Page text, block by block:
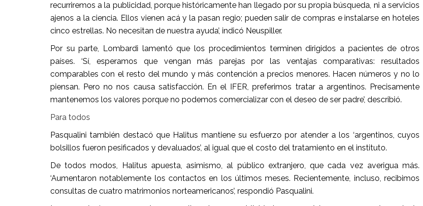
recurriremos a la publicidad, porque históricamente han llegado por su propia búsqueda, ni a servicios
ajenos a la ciencia. Ellos vienen acá y la pasan regio; pueden salir de compras e instalarse en hoteles
cinco estrellas. No necesitan de nuestra ayuda’, indicó Neuspiller.
Por su parte, Lombardi lamentó que los procedimientos terminen dirigidos a pacientes de otros
países. ‘Sí, esperamos que vengan más parejas por las ventajas comparativas: resultados
comparables con el resto del mundo y más contención a precios menores. Hacen números y no lo
piensan. Pero no nos causa satisfacción. En el IFER, preferimos tratar a argentinos. Precisamente
mantenemos los valores porque no podemos comercializar con el deseo de ser padre’, describió.
Para todos
Pasqualini también destacó que Halitus mantiene su esfuerzo por atender a los ‘argentinos, cuyos
bolsillos fueron pesificados y devaluados’, al igual que el costo del tratamiento en el instituto.
De todos modos, Halitus apuesta, asimismo, al público extranjero, que cada vez averigua más.
‘Aumentaron notablemente los contactos en los últimos meses. Recientemente, incluso, recibimos
consultas de cuatro matrimonios norteamericanos’, respondió Pasqualini.